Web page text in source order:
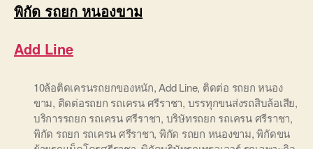
พิกัด รถยก หนองขาม
Add Line
10ล้อติดเครนรถยกของหนัก,Add Line, ติดต่อ รถยก หนอง
ขาม, ติดต่อรถยก รถเครน ศรีราชา, บรรทุกขนส่งรถสิบล้อเสีย,
บริการรถยก รถเครน ศรีราชา, บริษัทรถยก รถเครน ศรีราชา,
พิกัด รถยก รถเครน ศรีราชา, พิกัด รถยก หนองขาม,พิกัดขน